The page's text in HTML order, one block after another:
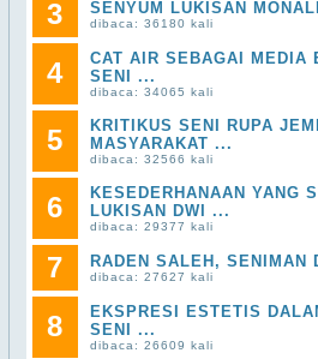
3 SENYUM LUKISAN
dibaca: 36180 kali
4
CAT AIR SEBAGAI MEDIA
SENI ...
dibaca: 34065 kali
5
KRITIKUS SENI RUPA
MASYARAKAT ...
dibaca: 32566 kali
6
KESEDERHANAAN YANG
LUKISAN DWI ...
dibaca: 29377 kali
7 RADEN SALEH, SENIMAN
dibaca: 27627 kali
8
EKSPRESI ESTETIS
SENI ...
dibaca: 26609 kali